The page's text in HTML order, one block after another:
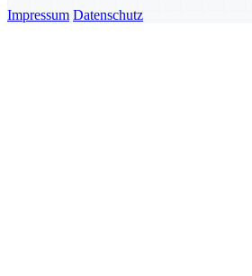
Impressum Datenschutz